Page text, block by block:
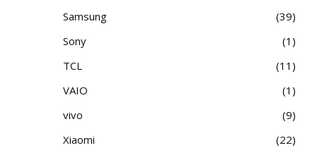
Samsung
39
Sony
1
TCL
11
VAIO
1
vivo
9
Xiaomi
22